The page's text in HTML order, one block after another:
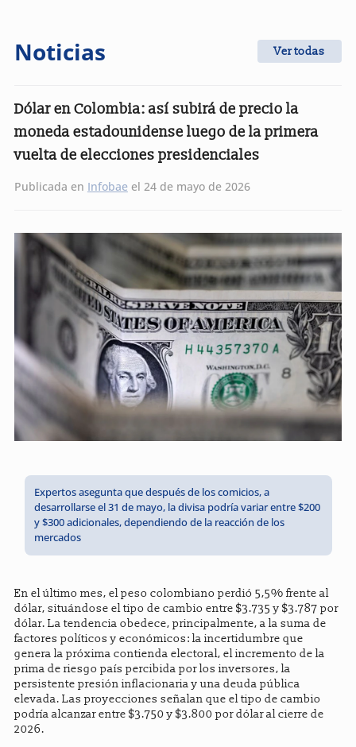
Noticias Ver todas
Dólar en Colombia: así subirá de precio la
moneda estadounidense luego de la primera
vuelta de elecciones presidenciales
Publicada en Infobaeel 24 de mayo de 2026
Expertos asegunta que después de los comicios, a
desarrollarse el 31 de mayo, la divisa podría variar entre $200
y $300 adicionales, dependiendo de la reacción de los
mercados
En el último mes, el peso colombiano perdió 5,5% frente al
dólar, situándose el tipo de cambio entre $3.735 y $3.787 por
dólar. La tendencia obedece, principalmente, a la suma de
factores políticos y económicos: la incertidumbre que
genera la próxima contienda electoral, el incremento de la
prima de riesgo país percibida por los inversores, la
persistente presión inflacionaria y una deuda pública
elevada. Las proyecciones señalan que el tipo de cambio
podría alcanzar entre $3.750 y $3.800 por dólar al cierre de
2026.